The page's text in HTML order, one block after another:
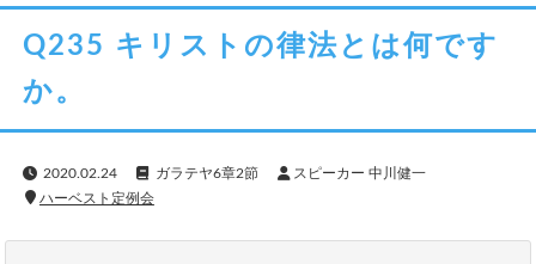
Q235 キリストの律法とは何です
か。
2020.02.24 ガラテヤ6章2節
スピーカー 中川健一
ハーベスト定例会